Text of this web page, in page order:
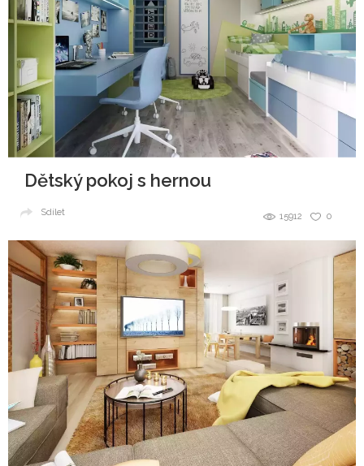
Dětský pokoj s hernou
0
15912
Sdílet